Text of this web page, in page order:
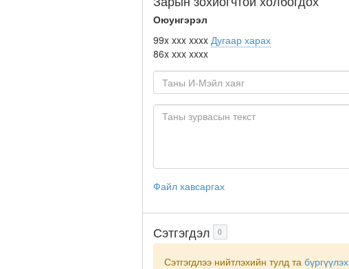
Оюунгэрэл
99x xxx xxxx Дугаар харах
86x xxx xxxx
Файл хавсаргах
Сэтгэгдэл 0
Сэтгэгдлээ нийтлэхийн тулд та бүргүүлэх